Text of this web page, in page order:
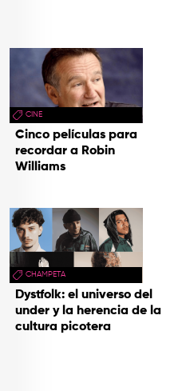
CINE
Cinco películas para
recordar a Robin
Williams
CHAMPETA
Dystfolk: el universo del
under y la herencia de la
cultura picotera